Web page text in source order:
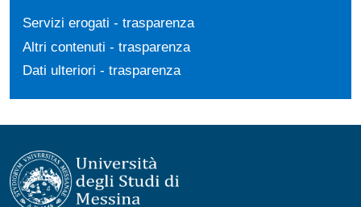
Servizi erogati - trasparenza
Altri contenuti - trasparenza
Dati ulteriori - trasparenza